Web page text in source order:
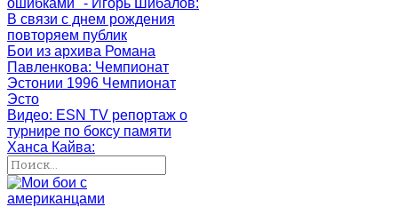
ошибками" - Игорь Шибалов:
В связи с днем рождения
повторяем публик
Бои из архива Романа
Павленкова: Чемпионат
Эстонии 1996 Чемпионат
Эсто
Видео: ESN TV репортаж о
турнире по боксу памяти
Ханса Кайва: